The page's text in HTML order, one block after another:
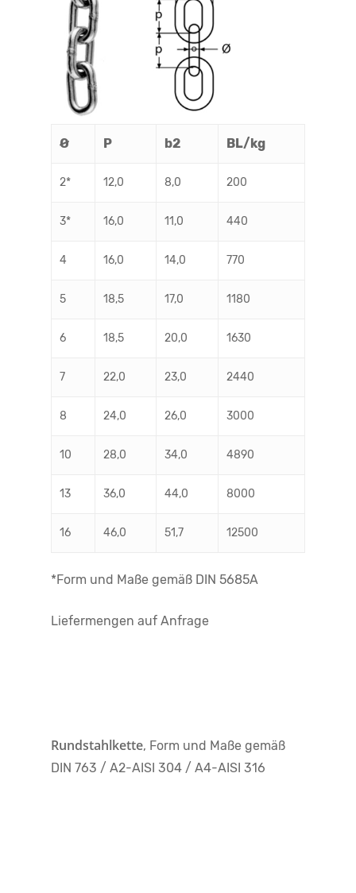
Ø P b2 BL/kg
2* 12,0 8,0 200
3* 16,0 11,0 440
4 16,0 14,0 770
5 18,5 17,0 1180
6 18,5 20,0 1630
7 22,0 23,0 2440
8 24,0 26,0 3000
10 28,0 34,0 4890
13 36,0 44,0 8000
16 46,0 51,7 12500
*Form und Maße gemäß DIN 5685A
Liefermengen auf Anfrage
Rundstahlkette, Form und Maße gemäß
DIN 763 / A2-AISI 304 / A4-AISI 316